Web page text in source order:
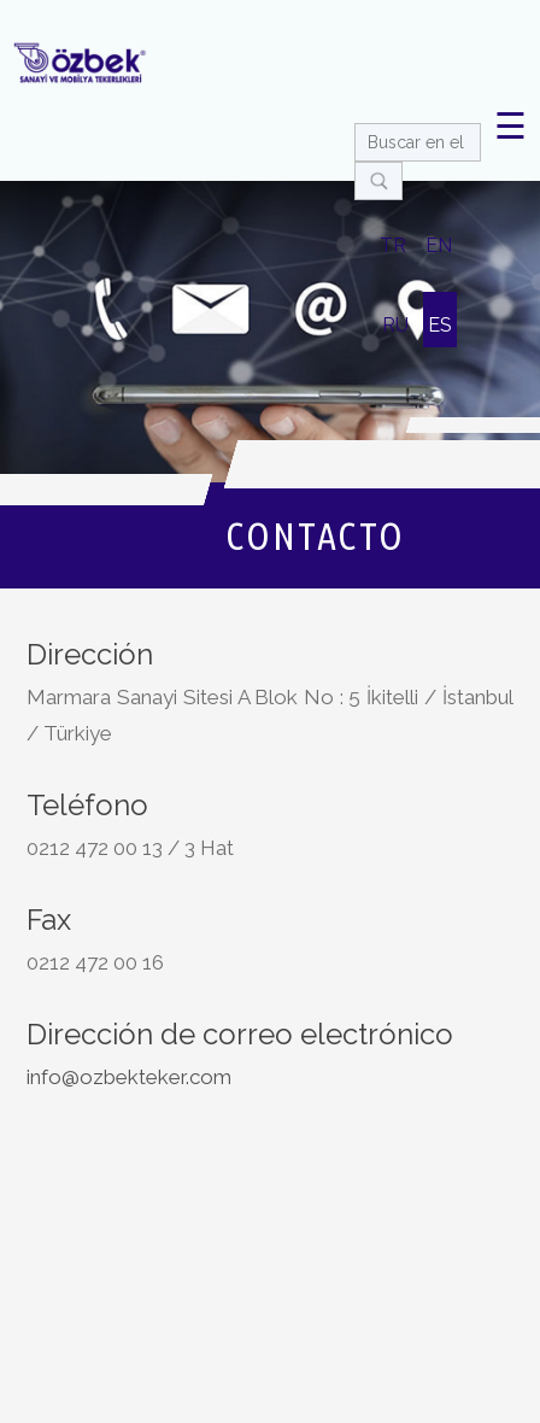
☰
TR EN
RU ES
CONTACTO
Dirección
Marmara Sanayi Sitesi A Blok No : 5 İkitelli / İstanbul
/ Türkiye
Teléfono
0212 472 00 13 / 3 Hat
Fax
0212 472 00 16
Dirección de correo electrónico
info@ozbekteker.com